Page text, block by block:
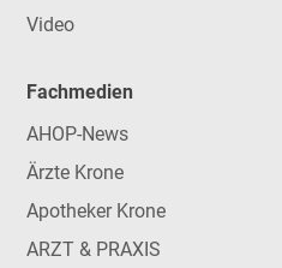
Video
Fachmedien
AHOP-News
Ärzte Krone
Apotheker Krone
ARZT & PRAXIS